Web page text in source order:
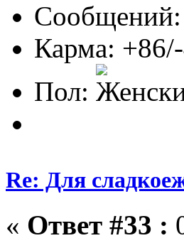
Карма:
Пол:
Re: Для
« Ответ #33 :